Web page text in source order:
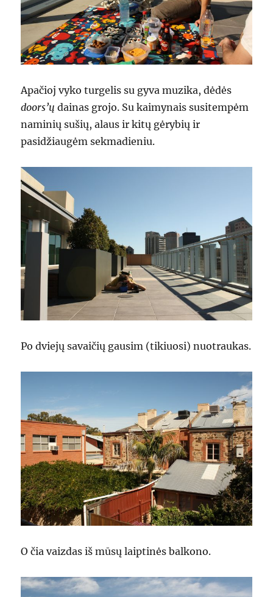
Apačioj vyko turgelis su gyva muzika, dėdės
doors’ų dainas grojo. Su kaimynais susitempėm
naminių sušių, alaus ir kitų gėrybių ir
pasidžiaugėm sekmadieniu.
Po dviejų savaičių gausim (tikiuosi) nuotraukas.
O čia vaizdas iš mūsų laiptinės balkono.